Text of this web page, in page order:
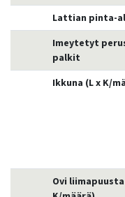
Lattian pinta-
Imeytetyt
palkit
Ikkuna (L x K/
Ovi liimapuusta